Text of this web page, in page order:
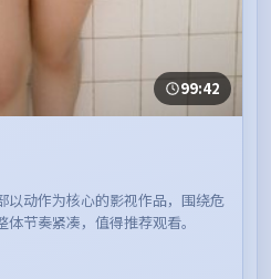
99:42
动作为核心的影视作品，围绕危
节奏紧凑，值得推荐观看。